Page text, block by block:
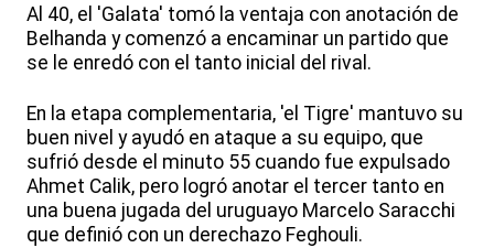
Al 40, el 'Galata' tomó la ventaja con anotación de
Belhanda y comenzó a encaminar un partido que
se le enredó con el tanto inicial del rival.
En la etapa complementaria, 'el Tigre' mantuvo su
buen nivel y ayudó en ataque a su equipo, que
sufrió desde el minuto 55 cuando fue expulsado
Ahmet Calik, pero logró anotar el tercer tanto en
una buena jugada del uruguayo Marcelo Saracchi
que definió con un derechazo Feghouli.